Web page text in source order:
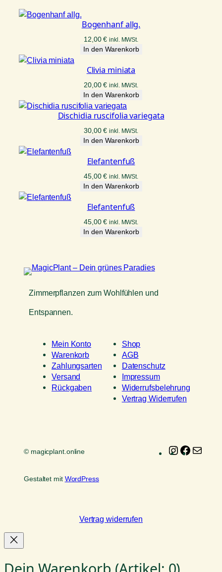
n
n
Bogenhanf allg.
12,00€ inkl. MWSt.
In den Warenkorb
Clivia miniata
20,00€ inkl. MWSt.
In den Warenkorb
Dischidia ruscifolia variegata
30,00€ inkl. MWSt.
In den Warenkorb
Elefantenfuß
45,00€ inkl. MWSt.
In den Warenkorb
Elefantenfuß
45,00€ inkl. MWSt.
In den Warenkorb
Zimmerpflanzen zum Wohlfühlen und
Entspannen.
Mein Konto
Warenkorb
Zahlungsarten
Versand
Rückgaben
Shop
AGB
Datenschutz
Impressum
Widerrufsbelehrung
Vertrag Widerrufen
© magicplant.online Instagram
Gestaltet mit WordPress
Vertrag widerrufen